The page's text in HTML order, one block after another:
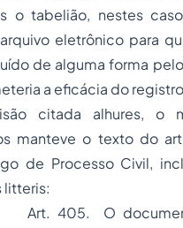
o tabelião, nestes
eletrônico para
de alguma forma
a eficácia do
citada alhures, o
manteve o texto do
de Processo Civil,
litteris:
Art. 405. O